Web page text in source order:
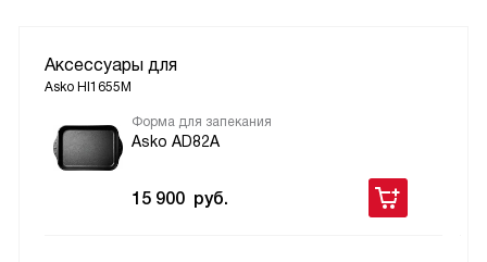
Аксессуары для
Asko HI1655M
Форма для запекания
Asko AD82A
15 900 руб.